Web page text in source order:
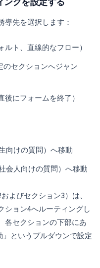
導先を選択します：
ルト、直線的なフロー）
のセクションへジャン
後にフォームを終了）
向けの質問）へ移動
会人向けの質問）へ移動
よびセクション3）は、
ション4へルーティングし
各セクションの下部にあ
というプルダウンで設定